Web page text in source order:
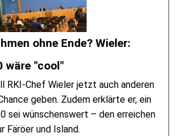
ohne Ende? Wieler:
wäre "cool"
RKI-Chef Wieler jetzt auch anderen
geben. Zudem erklärte er, ein
sei wünschenswert – den erreichen
Färöer und Island.